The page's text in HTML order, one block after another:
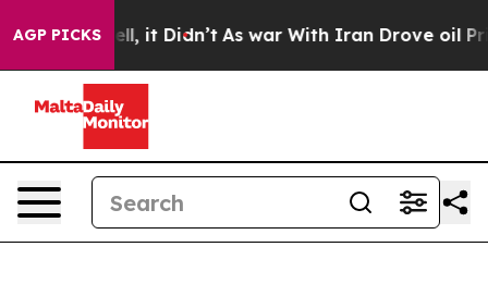
AGP PICKS
Well, it Didn’t As war With Iran Drove oil Prices